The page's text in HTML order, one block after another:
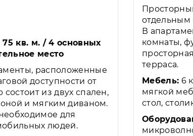
кв. м. / 4 основных
место
расположенные
доступности от
из двух спален,
и мягким диваном.
для
людей.
отдельным
В
комнаты,
терраса.
Мебель: 6
мягкой
стол,